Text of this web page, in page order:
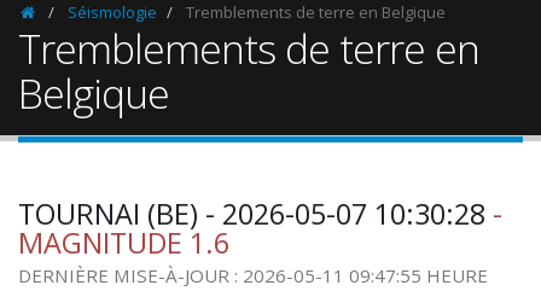
HomepageSéismologie Tremblements de terre en Belgique
Tremblements de terre en
Belgique
TOURNAI (BE) - 2026-05-07 10:30:28 -
MAGNITUDE 1.6
DERNIÈRE MISE-À-JOUR : 2026-05-11 09:47:55 HEURE